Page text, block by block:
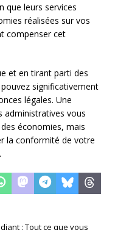
que leurs services
réalisées sur vos
compenser cet
et en tirant parti des
significativement
légales. Une
administratives vous
économies, mais
la conformité de votre
: Tout ce que vous